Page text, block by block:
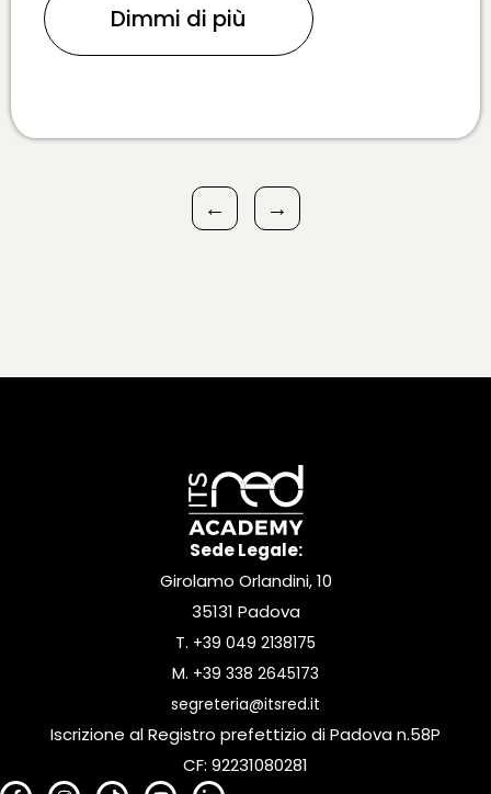
Dimmi di più
← →
Sede Legale:
Girolamo Orlandini, 10
35131 Padova
T. +39 049 2138175
M. +39 338 2645173
segreteria@itsred.it
Iscrizione al Registro prefettizio di Padova n.58P
CF: 92231080281